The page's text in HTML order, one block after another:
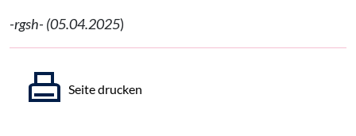
-rgsh- (05.04.2025)
Seite drucken